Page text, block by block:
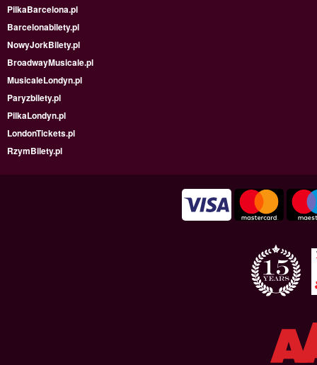
PilkaBarcelona.pl
Barcelonabilety.pl
NowyJorkBilety.pl
BroadwayMusicale.pl
MusicaleLondyn.pl
Paryzbilety.pl
PilkaLondyn.pl
LondonTickets.pl
RzymBilety.pl